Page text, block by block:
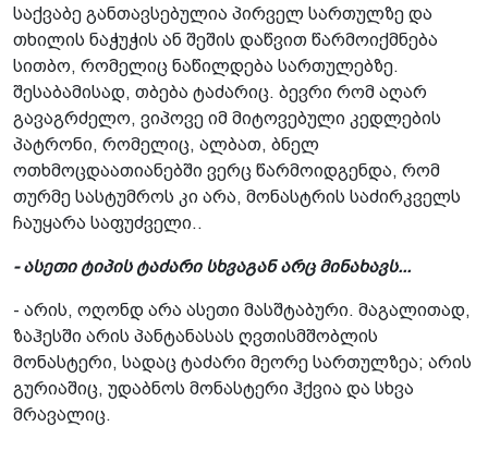
საქვაბე განთავსებულია პირველ სართულზე და
თხილის ნაჭუჭის ან შეშის დაწვით წარმოიქმნება
სითბო, რომელიც ნაწილდება სართულებზე.
შესაბამისად, თბება ტაძარიც. ბევრი რომ აღარ
გავაგრძელო, ვიპოვე იმ მიტოვებული კედლების
პატრონი, რომელიც, ალბათ, ბნელ
ოთხმოცდაათიანებში ვერც წარმოიდგენდა, რომ
თურმე სასტუმროს კი არა, მონასტრის საძირკველს
ჩაუყარა საფუძველი..
- ასეთი ტიპის ტაძარი სხვაგან არც მინახავს...
- არის, ოღონდ არა ასეთი მასშტაბური. მაგალითად,
ზაჰესში არის პანტანასას ღვთისმშობლის
მონასტერი, სადაც ტაძარი მეორე სართულზეა; არის
გურიაშიც, უდაბნოს მონასტერი ჰქვია და სხვა
მრავალიც.